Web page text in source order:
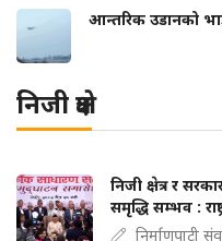
आन्तरिक उडानको
निजी क्षेत्र
निजी क्षेत्र र
समृद्धि सम्भव :
निर्माणपाटी